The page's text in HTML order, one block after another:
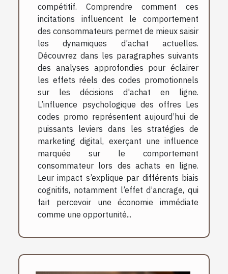
compétitif. Comprendre comment ces
incitations influencent le comportement
des consommateurs permet de mieux saisir
les dynamiques d’achat actuelles.
Découvrez dans les paragraphes suivants
des analyses approfondies pour éclairer
les effets réels des codes promotionnels
sur les décisions d'achat en ligne.
L’influence psychologique des offres Les
codes promo représentent aujourd’hui de
puissants leviers dans les stratégies de
marketing digital, exerçant une influence
marquée sur le comportement
consommateur lors des achats en ligne.
Leur impact s’explique par différents biais
cognitifs, notamment l’effet d’ancrage, qui
fait percevoir une économie immédiate
comme une opportunité...